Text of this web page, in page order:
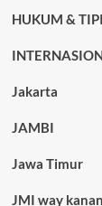
HUKUM &
Jakarta
JAMBI
Jawa Timur
JMI way kanan